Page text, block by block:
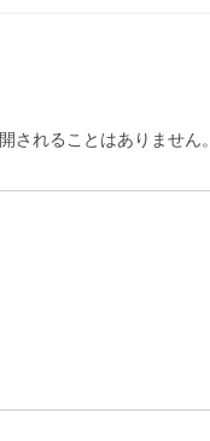
されることはありません。